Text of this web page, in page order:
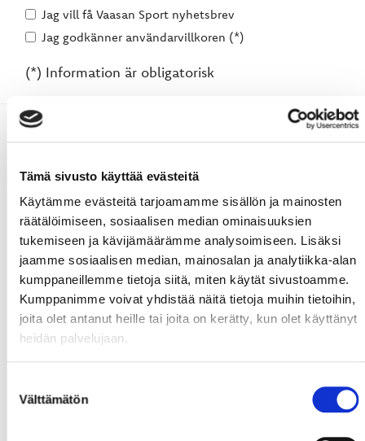
Tämä sivusto käyttää evästeitä
Käytämme evästeitä tarjoamamme sisällön ja mainosten
räätälöimiseen, sosiaalisen median ominaisuuksien
tukemiseen ja kävijämäärämme analysoimiseen. Lisäksi
jaamme sosiaalisen median, mainosalan ja analytiikka-alan
kumppaneillemme tietoja siitä, miten käytät sivustoamme.
Kumppanimme voivat yhdistää näitä tietoja muihin tietoihin,
joita olet antanut heille tai joita on kerätty, kun olet käyttänyt
heidän palvelujaan.
valinta
Välttämätön
Jag vill få Vaasan Sport nyhetsbrev
Jag godkänner användarvillkoren (*)
(*) Information är obligatorisk